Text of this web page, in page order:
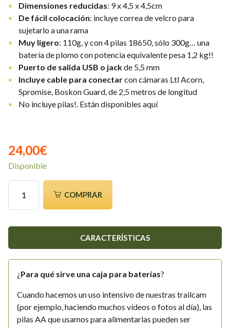
Dimensiones reducidas: 9 x 4,5 x 4,5cm
De fácil colocación: incluye correa de velcro para
sujetarlo a una rama
Muy ligero: 110g, y con 4 pilas 18650, sólo 300g… una
batería de plomo con potencia equivalente pesa 1,2 kg!!
Puerto de salida USB o jackde 5,5 mm
Incluye cable para conectarcon cámaras Ltl Acorn,
Spromise, Boskon Guard, de 2,5 metros de longitud
No incluye pilas!. Están disponibles aquí
24,00€
Disponible
estanca
para
18650
cantidad
COMPRAR
CARACTERÍSTICAS
¿Para qué sirve una caja para baterías?
Cuando hacemos un uso intensivo de nuestras trailcam
(por ejemplo, haciendo muchos vídeos o fotos al día), las
pilas AA que usamos para alimentarlas pueden ser